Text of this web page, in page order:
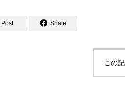
Post Share
この